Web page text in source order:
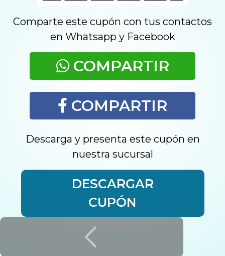
Comparte este cupón con tus contactos
en Whatsapp y Facebook
COMPARTIR
COMPARTIR
Descarga y presenta este cupón en
nuestra sucursal
DESCARGAR
CUPÓN